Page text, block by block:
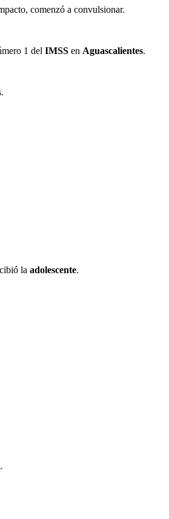
comenzó a convulsionar.
1 del IMSS en Aguascalientes.
la adolescente.